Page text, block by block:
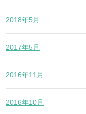
2018年5月
2017年5月
2016年11月
2016年10月